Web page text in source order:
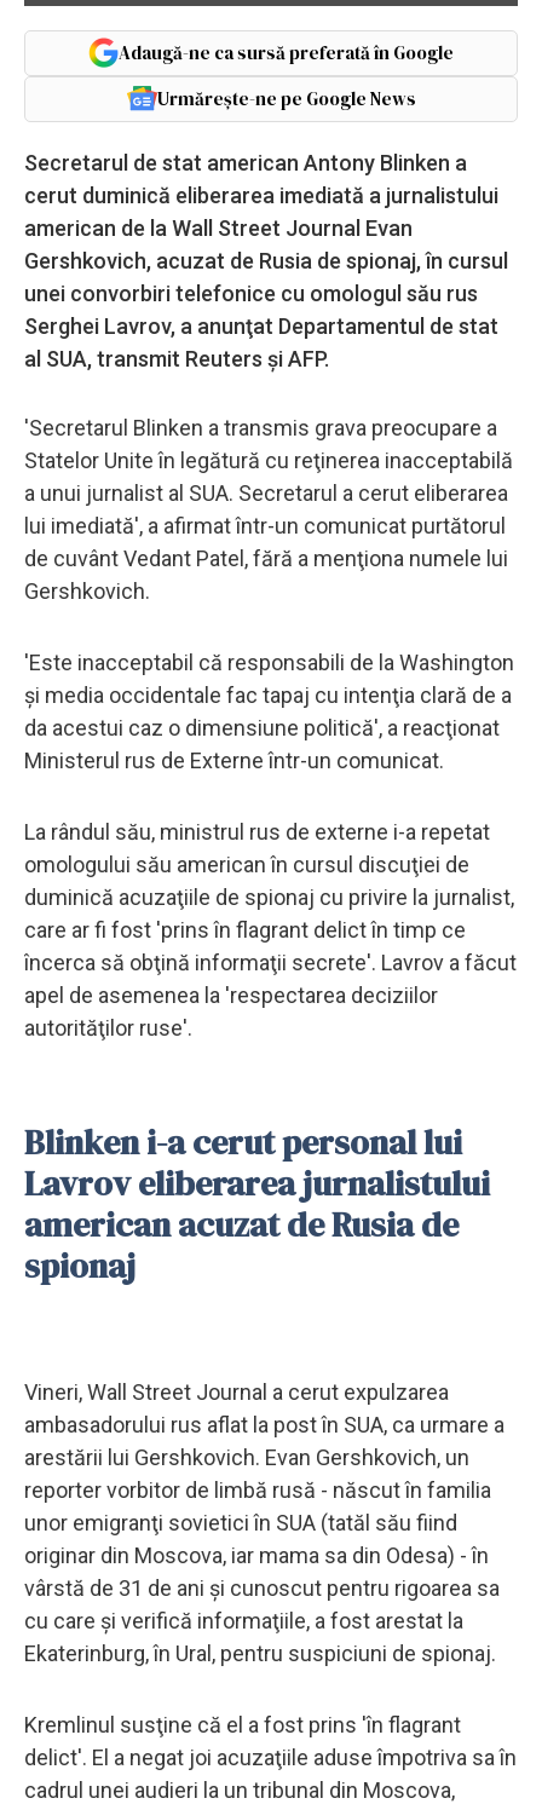
Adaugă-ne ca sursă preferată în Google
Urmărește-ne pe Google News
Secretarul de stat american Antony Blinken a
cerut duminică eliberarea imediată a jurnalistului
american de la Wall Street Journal Evan
Gershkovich, acuzat de Rusia de spionaj, în cursul
unei convorbiri telefonice cu omologul său rus
Serghei Lavrov, a anunţat Departamentul de stat
al SUA, transmit Reuters şi AFP.
'Secretarul Blinken a transmis grava preocupare a
Statelor Unite în legătură cu reţinerea inacceptabilă
a unui jurnalist al SUA. Secretarul a cerut eliberarea
lui imediată', a afirmat într-un comunicat purtătorul
de cuvânt Vedant Patel, fără a menţiona numele lui
Gershkovich.
'Este inacceptabil că responsabili de la Washington
şi media occidentale fac tapaj cu intenţia clară de a
da acestui caz o dimensiune politică', a reacţionat
Ministerul rus de Externe într-un comunicat.
La rândul său, ministrul rus de externe i-a repetat
omologului său american în cursul discuţiei de
duminică acuzaţiile de spionaj cu privire la jurnalist,
care ar fi fost 'prins în flagrant delict în timp ce
încerca să obţină informaţii secrete'. Lavrov a făcut
apel de asemenea la 'respectarea deciziilor
autorităţilor ruse'.
Blinken i-a cerut personal lui
Lavrov eliberarea jurnalistului
american acuzat de Rusia de
spionaj
Vineri, Wall Street Journal a cerut expulzarea
ambasadorului rus aflat la post în SUA, ca urmare a
arestării lui Gershkovich. Evan Gershkovich, un
reporter vorbitor de limbă rusă - născut în familia
unor emigranţi sovietici în SUA (tatăl său fiind
originar din Moscova, iar mama sa din Odesa) - în
vârstă de 31 de ani şi cunoscut pentru rigoarea sa
cu care şi verifică informaţiile, a fost arestat la
Ekaterinburg, în Ural, pentru suspiciuni de spionaj.
Kremlinul susţine că el a fost prins 'în flagrant
delict'. El a negat joi acuzaţiile aduse împotriva sa în
cadrul unei audieri la un tribunal din Moscova,